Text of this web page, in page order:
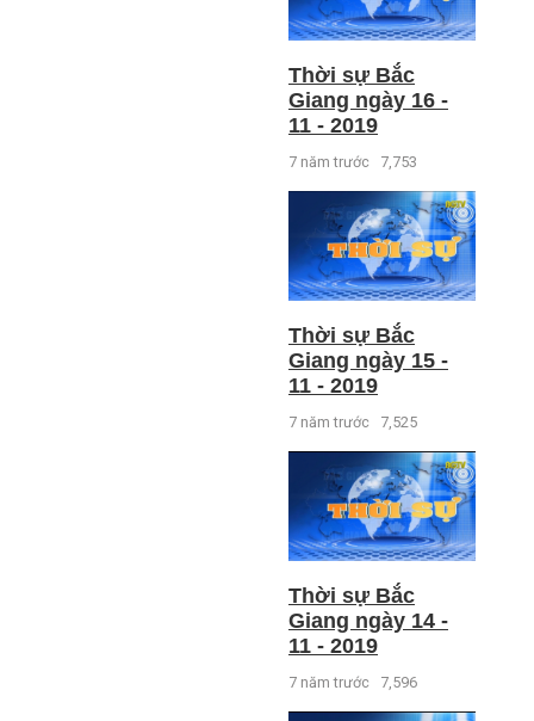
Thời sự Bắc
Giang ngày 16 -
11 - 2019
7 năm trước 7,753
Thời sự Bắc
Giang ngày 15 -
11 - 2019
7 năm trước 7,525
Thời sự Bắc
Giang ngày 14 -
11 - 2019
7 năm trước 7,596